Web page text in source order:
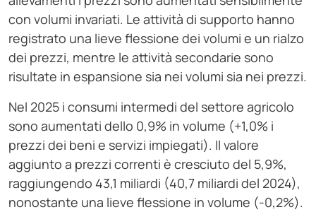
con volumi invariati. Le attività di supporto hanno
registrato una lieve flessione dei volumi e un rialzo
dei prezzi, mentre le attività secondarie sono
risultate in espansione sia nei volumi sia nei prezzi.
Nel 2025 i consumi intermedi del settore agricolo
sono aumentati dello 0,9% in volume (+1,0% i
prezzi dei beni e servizi impiegati). Il valore
aggiunto a prezzi correnti è cresciuto del 5,9%,
raggiungendo 43,1 miliardi (40,7 miliardi del 2024),
nonostante una lieve flessione in volume (-0,2%).